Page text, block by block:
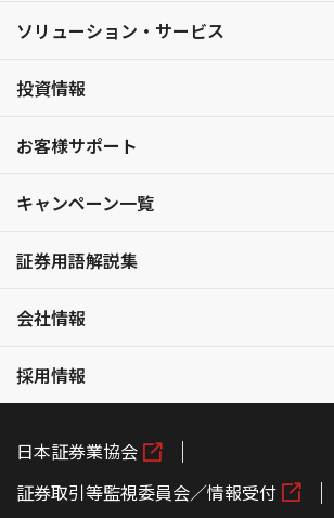
ソリューション・サービス
投資情報
お客様サポート
キャンペーン一覧
証券用語解説集
会社情報
採用情報
日本証券業協会
証券取引等監視委員会／情報受付